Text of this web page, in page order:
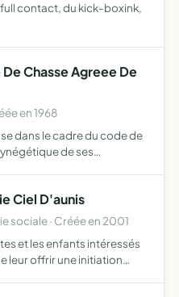
contact, du kick-boxink,
Chasse Agreee De
en 1968
dans le cadre du code de
de ses
Ciel D'aunis
sociale · Créée en 2001
et les enfants intéressés
leur offrir une initiation